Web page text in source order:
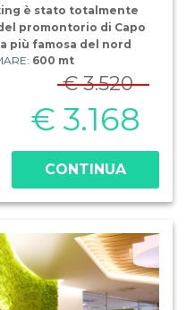
è stato totalmente
promontorio di Capo
più famosa del nord
struttura al'interno del
nella natura, dista
centro
600 mt
€ 3.520
€ 3.168
CONTINUA